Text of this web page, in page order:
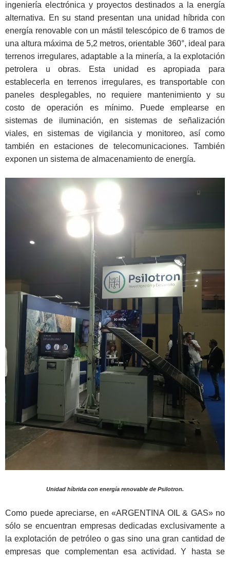
ingeniería electrónica y proyectos destinados a la energía
alternativa. En su stand presentan una unidad híbrida con
energía renovable con un mástil telescópico de 6 tramos de
una altura máxima de 5,2 metros, orientable 360°, ideal para
terrenos irregulares, adaptable a la minería, a la explotación
petrolera u obras. Esta unidad es apropiada para
establecerla en terrenos irregulares, es transportable con
paneles desplegables, no requiere mantenimiento y su
costo de operación es mínimo. Puede emplearse en
sistemas de iluminación, en sistemas de señalización
viales, en sistemas de vigilancia y monitoreo, así como
también en estaciones de telecomunicaciones. También
exponen un sistema de almacenamiento de energía.
Unidad híbrida con energía renovable de Psilotron.
Como puede apreciarse, en «ARGENTINA OIL & GAS» no
sólo se encuentran empresas dedicadas exclusivamente a
la explotación de petróleo o gas sino una gran cantidad de
empresas que complementan esa actividad. Y hasta se